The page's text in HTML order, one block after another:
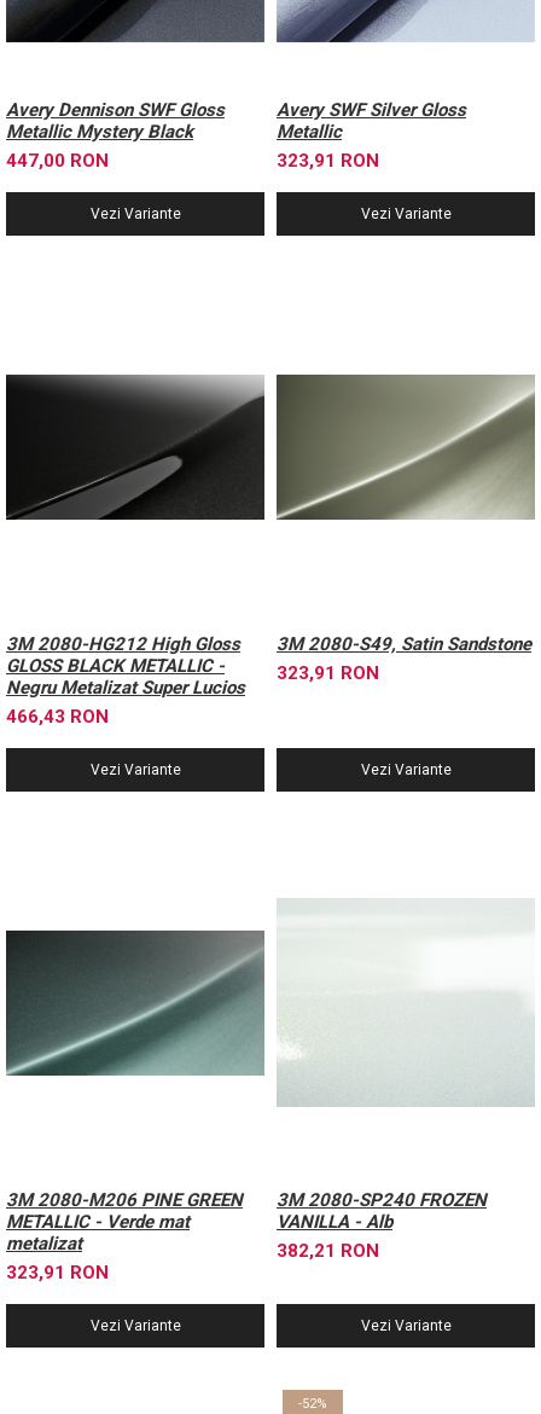
Avery Dennison SWF Gloss
Metallic Mystery Black
447,00 RON
Vezi Variante
Avery SWF Silver Gloss
Metallic
323,91 RON
Vezi Variante
3M 2080-HG212 High Gloss
GLOSS BLACK METALLIC -
Negru Metalizat Super Lucios
466,43 RON
Vezi Variante
3M 2080-S49, Satin Sandstone
323,91 RON
Vezi Variante
3M 2080-M206 PINE GREEN
METALLIC - Verde mat
metalizat
323,91 RON
Vezi Variante
3M 2080-SP240 FROZEN
VANILLA - Alb
382,21 RON
Vezi Variante
-52%